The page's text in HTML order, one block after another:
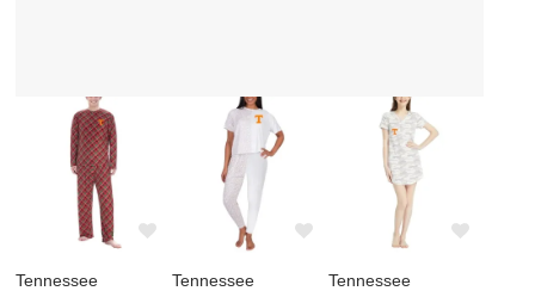
Tennessee
Tennessee
Tennessee